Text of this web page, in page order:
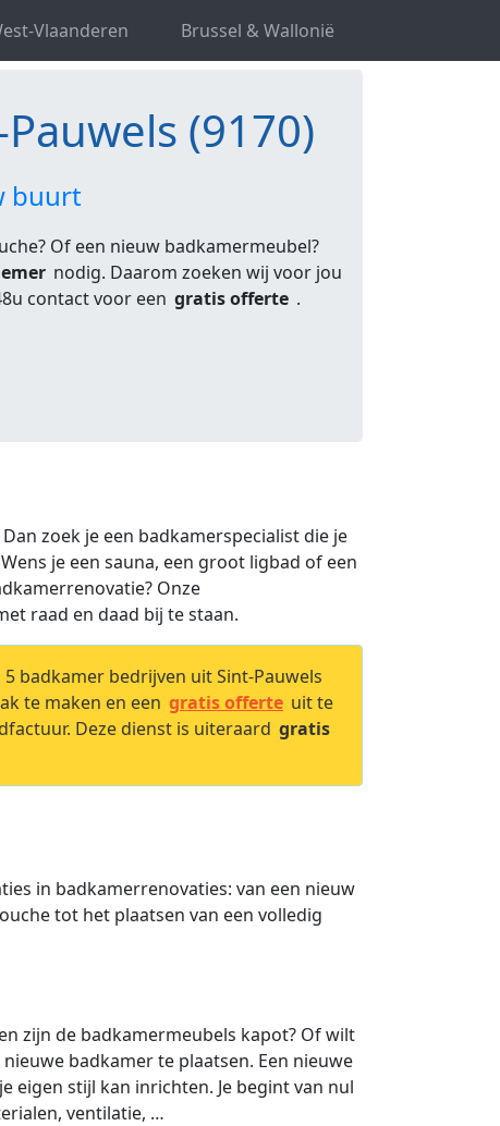
Vlaanderen Brussel & Wallonië
(9170)
buurt
Of een nieuw badkamermeubel?
nodig. Daarom zoeken wij voor jou
contact voor een gratis offerte .
Dan zoek je een badkamerspecialist die je
je een sauna, een groot ligbad of een
Onze
raad en daad bij te staan.
5 badkamer bedrijven uit Sint-Pauwels
te maken en een gratis offerte uit te
Deze dienst is uiteraard gratis
in badkamerrenovaties: van een nieuw
tot het plaatsen van een volledig
zijn de badkamermeubels kapot? Of wilt
badkamer te plaatsen. Een nieuwe
eigen stijl kan inrichten. Je begint van nul
ventilatie, …